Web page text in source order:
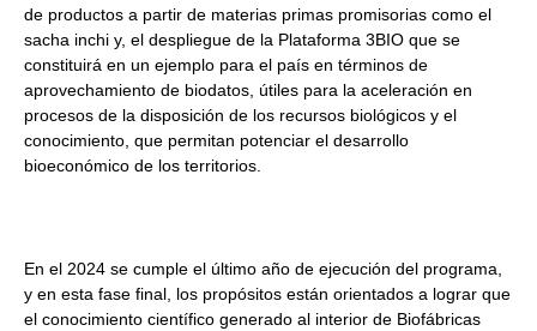
de productos a partir de materias primas promisorias como el
sacha inchi y, el despliegue de la Plataforma 3BIO que se
constituirá en un ejemplo para el país en términos de
aprovechamiento de biodatos, útiles para la aceleración en
procesos de la disposición de los recursos biológicos y el
conocimiento, que permitan potenciar el desarrollo
bioeconómico de los territorios.
En el 2024 se cumple el último año de ejecución del programa,
y en esta fase final, los propósitos están orientados a lograr que
el conocimiento científico generado al interior de Biofábricas